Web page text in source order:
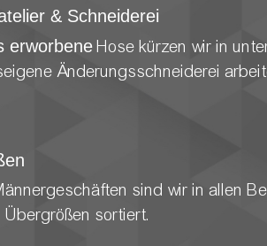
& Schneiderei
erworbeneHose kürzen wir in
Änderungsschneiderei
sind wir in allen
sortiert.